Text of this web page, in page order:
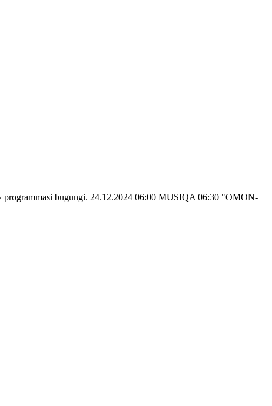
bugungi. 24.12.2024 06:00 MUSIQA 06:30 "OMON-